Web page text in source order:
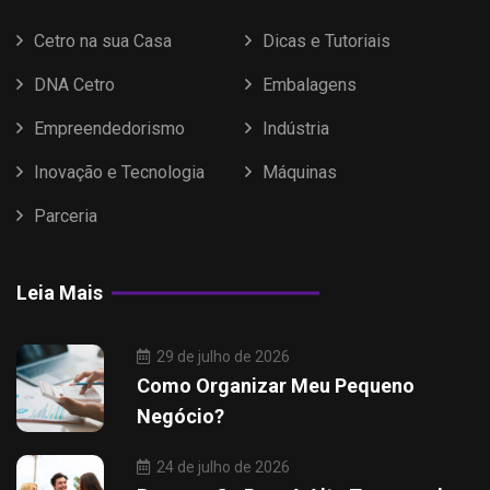
Cetro na sua Casa Dicas e Tutoriais
DNA Cetro Embalagens
Empreendedorismo Indústria
Inovação e Tecnologia Máquinas
Parceria
Leia Mais
29 de julho de 2026
Como Organizar Meu Pequeno
Negócio?
24 de julho de 2026